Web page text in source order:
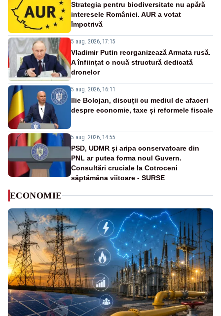
Strategia pentru biodiversitate nu apără
interesele României. AUR a votat
împotrivă
5 aug. 2026, 17:15
Vladimir Putin reorganizează Armata rusă.
A înființat o nouă structură dedicată
dronelor
5 aug. 2026, 16:11
Ilie Bolojan, discuții cu mediul de afaceri
despre economie, taxe și reformele fiscale
5 aug. 2026, 14:55
PSD, UDMR și aripa conservatoare din
PNL ar putea forma noul Guvern.
Consultări cruciale la Cotroceni
săptămâna viitoare - SURSE
ECONOMIE